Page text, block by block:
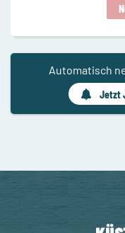
Automatisch
Jetzt